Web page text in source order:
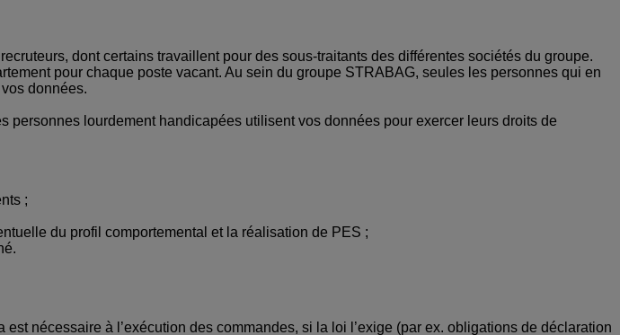
dont certains travaillent pour des sous-traitants des différentes sociétés du groupe.
pour chaque poste vacant. Au sein du groupe STRABAG, seules les personnes qui en
données.
personnes lourdement handicapées utilisent vos données pour exercer leurs droits de
;
du profil comportemental et la réalisation de PES ;
nécessaire à l’exécution des commandes, si la loi l’exige (par ex. obligations de déclaration